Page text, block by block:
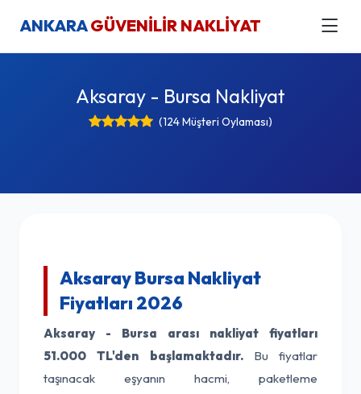
ANKARAGÜVENİLİR NAKLİYAT
Aksaray - Bursa Nakliyat
(124 Müşteri Oylaması)
Aksaray Bursa Nakliyat
Fiyatları 2026
Aksaray - Bursa arası nakliyat fiyatları
51.000 TL'den başlamaktadır.Bu fiyatlar
taşınacak eşyanın hacmi, paketleme